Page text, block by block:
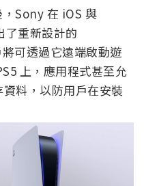
Sony 在 iOS 與
重新設計的
可透過它遠端啟動遊
上，應用程式甚至允
料，以防用戶在安裝